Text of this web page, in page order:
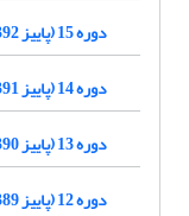
دوره 15 (پاییز 1392-1391)
دوره 14 (پاییز 1391-1390)
دوره 13 (پاییز 1390-1389)
دوره 12 (پاییز 1389-1388)